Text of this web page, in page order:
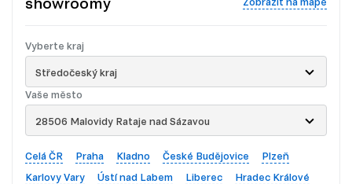
Vyberte kraj
Středočeský kraj
Vaše město
28506 Malovidy Rataje nad Sázavou
Celá ČR Praha Kladno České Budějovice
Plzeň
Karlovy Vary
Ústí nad Labem Liberec
Hradec Králové